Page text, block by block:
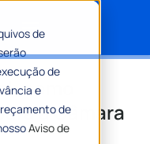
de
de
e
de
Aviso de
como
a Câmara